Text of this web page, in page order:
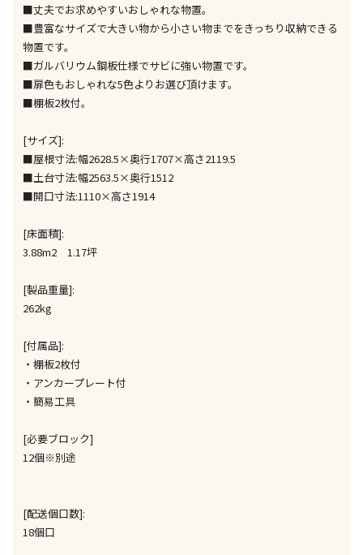
午前9時までのご注文確定した商品については、当日に
出荷いたします。
ため、通常よりお時間をいただく場合がございます。
また、日曜・祝日や年末年始などの長期休業期間中
は、休業明けからの出荷対応となります。
お見積商品です。金額・施工日はお打ち合わせの上、
生する場合がございます。
■丈夫でお求めやすいおしゃれな物置。
■豊富なサイズで大きい物から小さい物までをきっちり収納できる
物置です。
■ガルバリウム鋼板仕様でサビに強い物置です。
■扉色もおしゃれな5色よりお選び頂けます。
■棚板2枚付。
[サイズ]:
■屋根寸法:幅2628.5×奥行1707×高さ2119.5
■土台寸法:幅2563.5×奥行1512
■開口寸法:1110×高さ1914
[床面積]:
3.88m2 1.17坪
[製品重量]:
262kg
[付属品]:
・棚板2枚付
・アンカープレート付
・簡易工具
[必要ブロック]
12個※別途
[配送個口数]:
18個口